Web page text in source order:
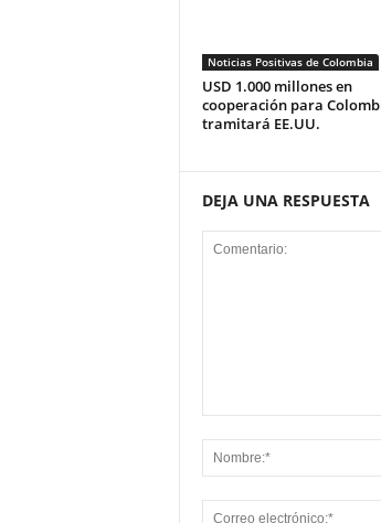
Noticias Positivas de Colombia
USD 1.000 millones en
cooperación para
tramitará EE.UU.
DEJA UNA RESPUESTA